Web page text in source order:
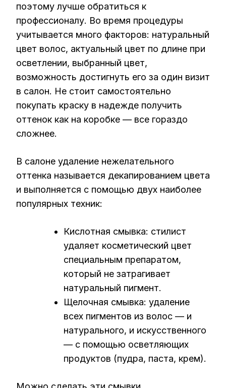
поэтому лучше обратиться к
профессионалу. Во время процедуры
учитывается много факторов: натуральный
цвет волос, актуальный цвет по длине при
осветлении, выбранный цвет,
возможность достигнуть его за один визит
в салон. Не стоит самостоятельно
покупать краску в надежде получить
оттенок как на коробке — все гораздо
сложнее.
В салоне удаление нежелательного
оттенка называется декапированием цвета
и выполняется с помощью двух наиболее
популярных техник:
Кислотная смывка: стилист
удаляет косметический цвет
специальным препаратом,
который не затрагивает
натуральный пигмент.
Щелочная смывка: удаление
всех пигментов из волос — и
натурального, и искусственного
— с помощью осветляющих
продуктов (пудра, паста, крем).